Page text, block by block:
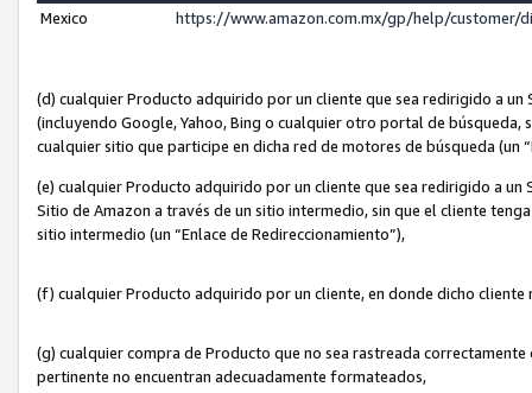
Mexico
https://www.amazon.com.mx/gp/help/customer/
(d) cualquier Producto adquirido por un cliente que sea redirigido a
(incluyendo Google, Yahoo, Bing o cualquier otro portal de
cualquier sitio que participe en dicha red de motores de búsqueda (un
(e) cualquier Producto adquirido por un cliente que sea redirigido a un
Sitio de Amazon a través de un sitio intermedio, sin que el cliente
sitio intermedio (un “Enlace de Redireccionamiento”),
(f) cualquier Producto adquirido por un cliente, en donde dicho
(g) cualquier compra de Producto que no sea rastreada
pertinente no encuentran adecuadamente formateados,